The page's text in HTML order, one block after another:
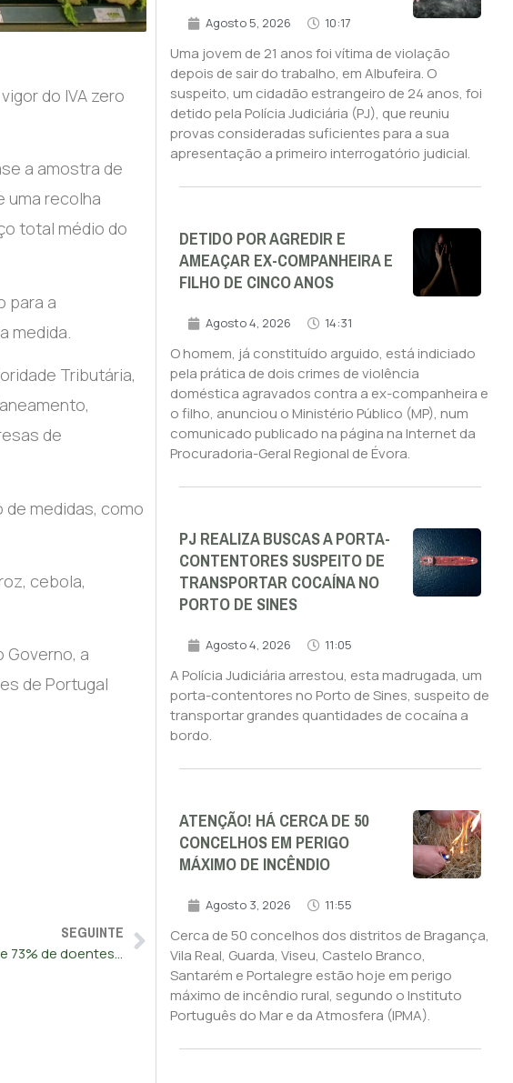
do IVA zero
a amostra de
uma recolha
total médio do
para a
medida.
Tributária,
de
medidas, como
cebola,
Governo, a
de Portugal
SEGUINTE
Profissionais preocupados com aumento de 73% de doentes com enfarte
Agosto 5, 2026 10:17
Uma jovem de 21 anos foi vítima de violação
depois de sair do trabalho, em Albufeira. O
suspeito, um cidadão estrangeiro de 24 anos, foi
detido pela Polícia Judiciária (PJ), que reuniu
provas consideradas suficientes para a sua
apresentação a primeiro interrogatório judicial.
DETIDO POR AGREDIR E
AMEAÇAR EX-COMPANHEIRA E
FILHO DE CINCO ANOS
Agosto 4, 2026 14:31
O homem, já constituído arguido, está indiciado
pela prática de dois crimes de violência
doméstica agravados contra a ex-companheira e
o filho, anunciou o Ministério Público (MP), num
comunicado publicado na página na Internet da
Procuradoria-Geral Regional de Évora.
PJ REALIZA BUSCAS A PORTA-
CONTENTORES SUSPEITO DE
TRANSPORTAR COCAÍNA NO
PORTO DE SINES
Agosto 4, 2026 11:05
A Polícia Judiciária arrestou, esta madrugada, um
porta-contentores no Porto de Sines, suspeito de
transportar grandes quantidades de cocaína a
bordo.
ATENÇÃO! HÁ CERCA DE 50
CONCELHOS EM PERIGO
MÁXIMO DE INCÊNDIO
Agosto 3, 2026 11:55
Cerca de 50 concelhos dos distritos de Bragança,
Vila Real, Guarda, Viseu, Castelo Branco,
Santarém e Portalegre estão hoje em perigo
máximo de incêndio rural, segundo o Instituto
Português do Mar e da Atmosfera (IPMA).